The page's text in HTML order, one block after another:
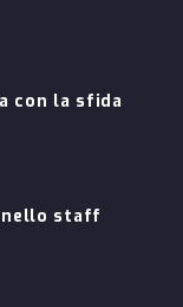
con la sfida
nello staff